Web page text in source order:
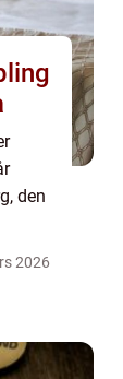
den
2026